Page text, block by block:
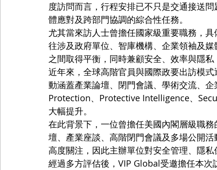
度訪問而言，行程安排已不只是交通接送
體應對及跨部門協調的綜合性任務。
尤其當來訪人士曾擔任國家級重要職務，
往涉及政府單位、智庫機構、企業領袖及
之間取得平衡，同時兼顧安全、效率與隱
近年來，全球高階官員與國際政要出訪模
動涵蓋產業論壇、閉門會議、學術交流、
Protection、Protective Intelligence、
大幅提升。
在此背景下，一位曾擔任美國內閣層級職
壇、產業座談、高階閉門會議及多場公開
高度關注，因此主辦單位對安全管理、隱
經過多方評估後，VIP Global受邀擔任本